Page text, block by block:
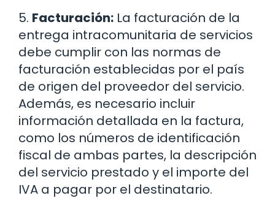
5. Facturación: La facturación de la
entrega intracomunitaria de servicios
debe cumplir con las normas de
facturación establecidas por el país
de origen del proveedor del servicio.
Además, es necesario incluir
información detallada en la factura,
como los números de identificación
fiscal de ambas partes, la descripción
del servicio prestado y el importe del
IVA a pagar por el destinatario.